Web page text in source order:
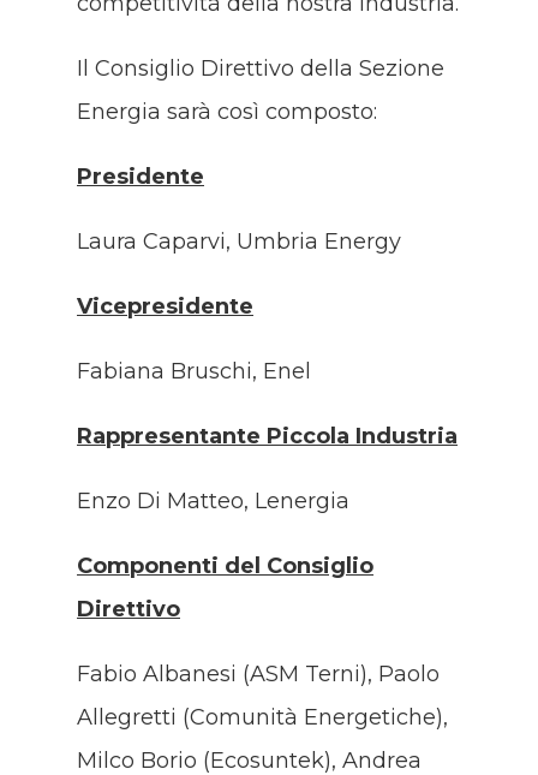
Il Consiglio Direttivo della Sezione
Energia sarà così composto:
Presidente
Laura Caparvi, Umbria Energy
Vicepresidente
Fabiana Bruschi, Enel
Rappresentante Piccola Industria
Enzo Di Matteo, Lenergia
Componenti del Consiglio
Direttivo
Fabio Albanesi (ASM Terni), Paolo
Allegretti (Comunità Energetiche),
Milco Borio (Ecosuntek), Andrea